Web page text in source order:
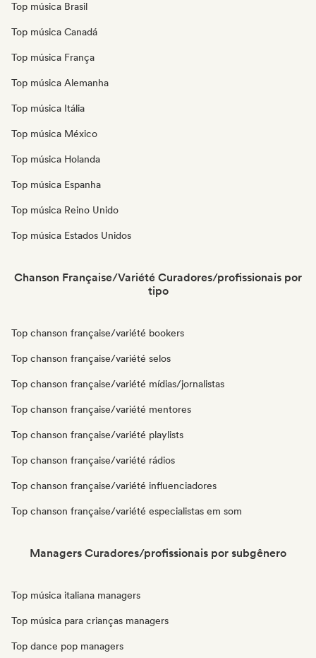
Top música Brasil
Top música Canadá
Top música França
Top música Alemanha
Top música Itália
Top música México
Top música Holanda
Top música Espanha
Top música Reino Unido
Top música Estados Unidos
Chanson Française/Variété Curadores/profissionais por
tipo
Top chanson française/variété bookers
Top chanson française/variété selos
Top chanson française/variété mídias/jornalistas
Top chanson française/variété mentores
Top chanson française/variété playlists
Top chanson française/variété rádios
Top chanson française/variété influenciadores
Top chanson française/variété especialistas em som
Managers Curadores/profissionais por subgênero
Top música italiana managers
Top música para crianças managers
Top dance pop managers